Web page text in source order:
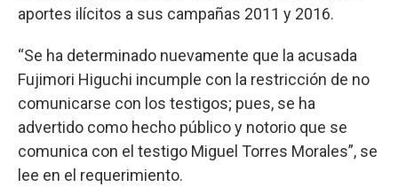
aportes ilícitos a sus campañas 2011 y 2016.
“Se ha determinado nuevamente que la acusada
Fujimori Higuchi incumple con la restricción de no
comunicarse con los testigos; pues, se ha
advertido como hecho público y notorio que se
comunica con el testigo Miguel Torres Morales”, se
lee en el requerimiento.